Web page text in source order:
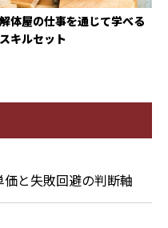
解体屋の仕事を通じて学べる
スキルセット
と失敗回避の判断軸